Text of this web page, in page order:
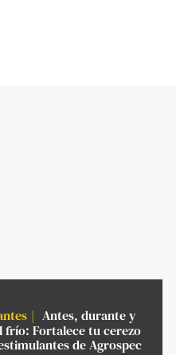
Antes, durante y
frío: Fortalece tu cerezo
de Agrospec